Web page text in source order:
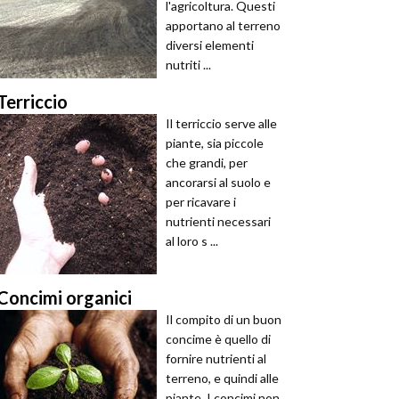
l'agricoltura. Questi
apportano al terreno
diversi elementi
nutriti ...
Il terriccio serve alle
piante, sia piccole
che grandi, per
ancorarsi al suolo e
per ricavare i
nutrienti necessari
al loro s ...
organici
Il compito di un buon
concime è quello di
fornire nutrienti al
terreno, e quindi alle